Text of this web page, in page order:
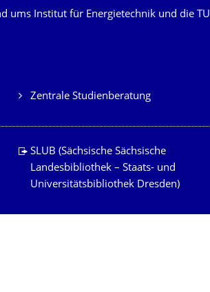
ums Institut für Energietechnik und die TU
Zentrale Studienberatung
SLUB (Sächsische Sächsische
Landesbibliothek – Staats- und
Universitätsbibliothek Dresden)